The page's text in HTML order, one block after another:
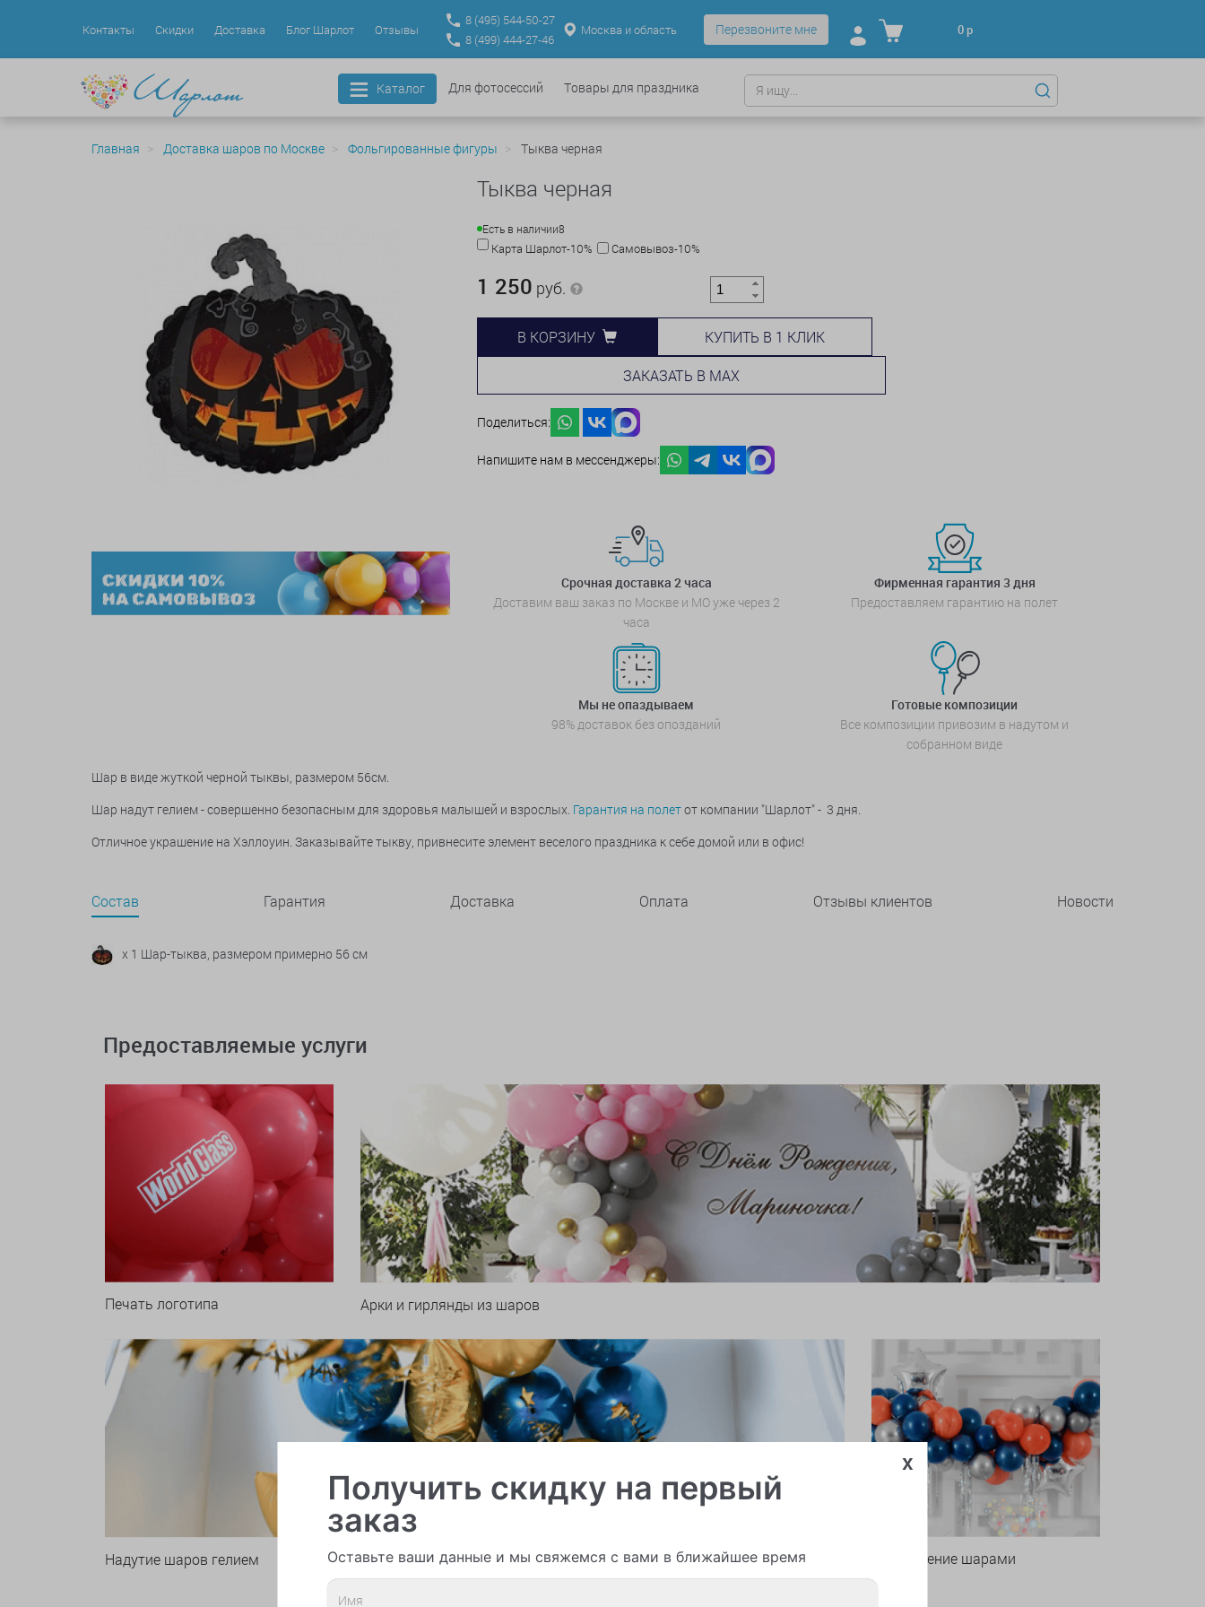
Контакты Скидки Доставка Блог Шарлот Отзывы
8 (495) 544-50-27
8 (499) 444-27-46
Москва и область Перезвоните мне 0р
Каталог Для фотосессий Товары для праздника
Главная Доставка шаров по Москве Фольгированные фигуры Тыква черная
Тыква черная
Есть в наличии8
Карта Шарлот-10% Самовывоз-10%
1 250 руб.
В КОРЗИНУ КУПИТЬ В 1 КЛИК
ЗАКАЗАТЬ В MAX
Поделиться:
Напишите нам в мессенджеры:
Срочная доставка 2 часа
Доставим ваш заказ по Москве и МО уже через 2
часа
Фирменная гарантия 3 дня
Предоставляем гарантию на полет
Мы не опаздываем
98% доставок без опозданий
Готовые композиции
Все композиции привозим в надутом и
собранном виде
Шар в виде жуткой черной тыквы, размером 56см.
Шар надут гелием - совершенно безопасным для здоровья малышей и взрослых. Гарантия на полетот компании "Шарлот" - 3 дня.
Отличное украшение на Хэллоуин. Заказывайте тыкву, привнесите элемент веселого праздника к себе домой или в офис!
Состав Гарантия Доставка Оплата Отзывы клиентов Новости
x 1 Шар-тыква, размером примерно 56 см
Предоставляемые услуги
Печать логотипа Арки и гирлянды из шаров
Надутие шаров гелием Оформление шарами
x
Получить скидку на первый
заказ
Оставьте ваши данные и мы свяжемся с вами в ближайшее время